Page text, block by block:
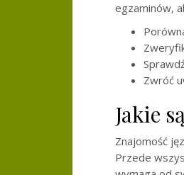
egzaminów,
Zwróć
Jakie
Znajomość
Przede